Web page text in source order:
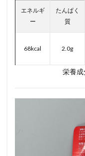
エネルギ
ー
たんぱく
質
68kcal 2.0g
栄養成